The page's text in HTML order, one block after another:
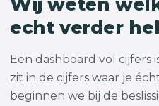
echt verder
Een dashboard vol cijfers
zit in de cijfers waar je
beginnen we bij de